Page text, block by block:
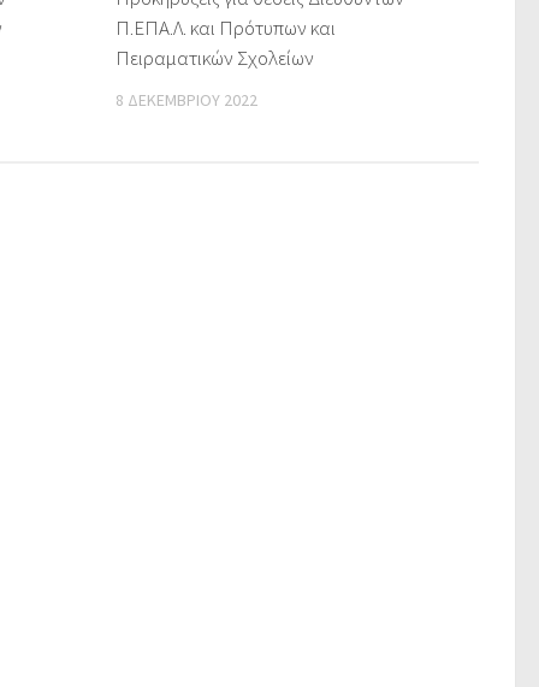
Π.ΕΠΑ.Λ. και Πρότυπων και
Πειραματικών Σχολείων
8 ΔΕΚΕΜΒΡΊΟΥ 2022